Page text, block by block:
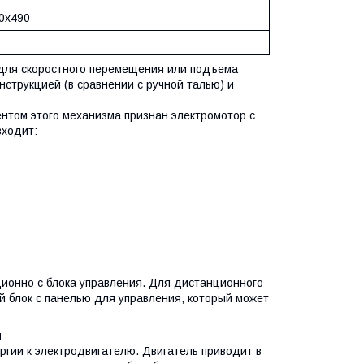
скоростного перемещения или подъема
(в сравнении с ручной талью) и
этого механизма признан электромотор с
с блока управления. Для дистанционного
блок с панелью для управления, который может
к электродвигателю. Двигатель приводит в